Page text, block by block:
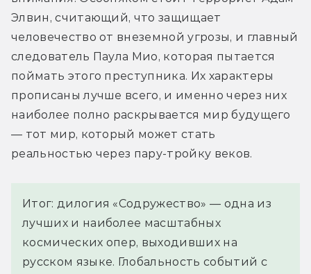
Элвин, считающий, что защищает
человечество от внеземной угрозы, и главный
следователь Паула Мио, которая пытается
поймать этого преступника. Их характеры
прописаны лучше всего, и именно через них
наиболее полно раскрывается мир будущего
— тот мир, который может стать
реальностью через пару-тройку веков.
Итог: дилогия «Содружество» — одна из
лучших и наиболее масштабных
космических опер, выходивших на
русском языке. Глобальность событий с